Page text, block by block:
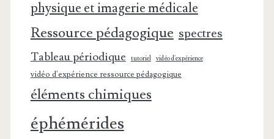
physique et imagerie médicale
Ressource pédagogique spectres
Tableau périodique tutoriel vidéo d'expérience
vidéo d'expérience ressource pédagogique
éléments chimiques
éphémérides